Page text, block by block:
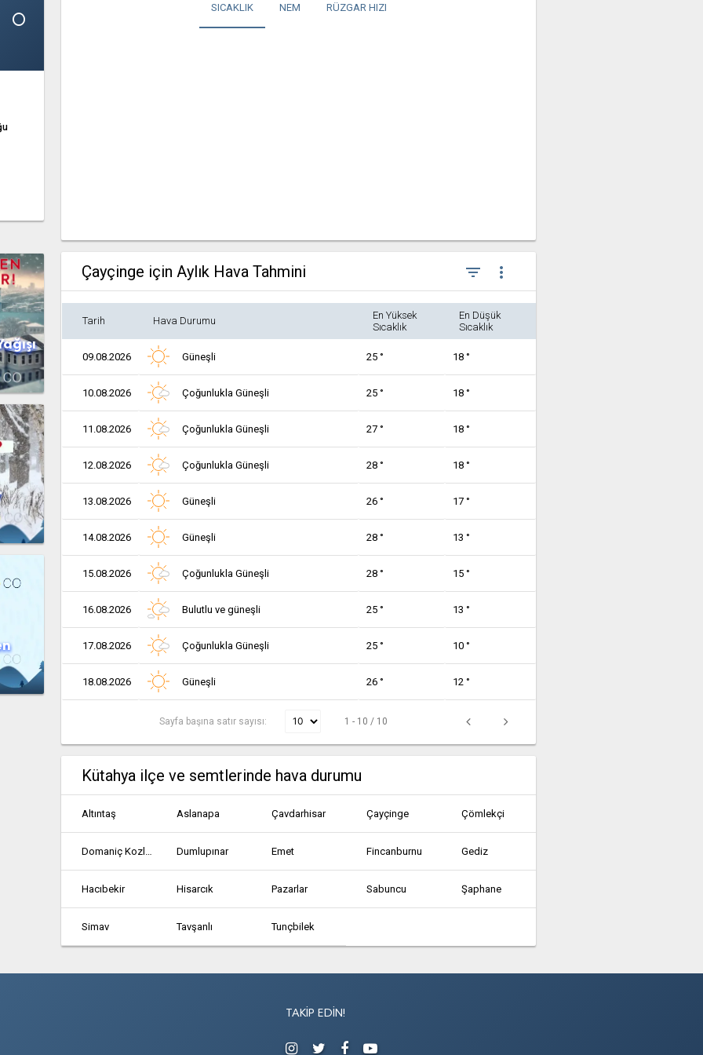
SICAKLIK NEM RÜZGAR HIZI
Çayçinge için Aylık Hava Tahmini filter_list more_vert
Tarih Hava Durumu
En Yüksek
Sıcaklık
En Düşük
Sıcaklık
09.08.2026 Güneşli 25 ° 18 °
10.08.2026 Çoğunlukla Güneşli 25 ° 18 °
11.08.2026 Çoğunlukla Güneşli 27 ° 18 °
12.08.2026 Çoğunlukla Güneşli 28 ° 18 °
13.08.2026 Güneşli 26 ° 17 °
14.08.2026 Güneşli 28 ° 13 °
15.08.2026 Çoğunlukla Güneşli 28 ° 15 °
16.08.2026 Bulutlu ve güneşli 25 ° 13 °
17.08.2026 Çoğunlukla Güneşli 25 ° 10 °
18.08.2026 Güneşli 26 ° 12 °
Sayfa başına satır sayısı: 1 - 10 / 10
Kütahya ilçe ve semtlerinde hava durumu
Altıntaş Aslanapa Çavdarhisar Çayçinge Çömlekçi
Domaniç Kozluca Dumlupınar Emet Fincanburnu Gediz
Hacıbekir Hisarcık Pazarlar Sabuncu Şaphane
Simav Tavşanlı Tunçbilek
TAKIP EDIN!